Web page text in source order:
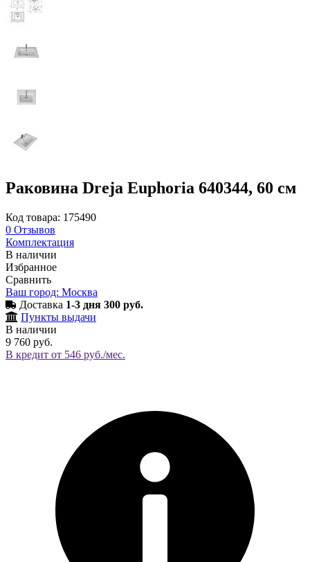
Раковина Dreja Euphoria 640344, 60 см
Код товара: 175490
0 Отзывов
Комплектация
В наличии
Избранное
Сравнить
Ваш город: Москва
Доставка 1-3 дня 300 руб.
Пункты выдачи
В наличии
9 760 руб.
В кредит от 546 руб./мес.